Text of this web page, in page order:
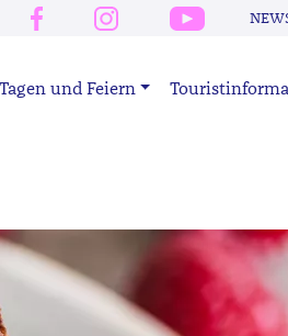
Tagen und Feiern